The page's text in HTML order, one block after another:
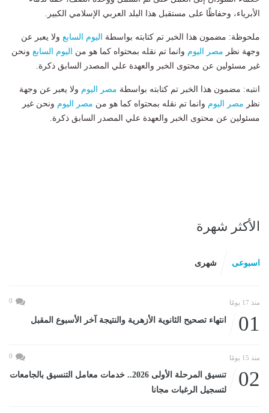
الأبرياء، وحفاظًا على مستقبل هذا البلد العربي الإسلامي الكبير.
ملحوظة: مضمون هذا الخبر تم كتابته بواسطة اليوم السابع ولا يعبر عن
وجهة نظر مصر اليوم وانما تم نقله بمحتواه كما هو من اليوم السابع ونحن
غير مسئولين عن محتوى الخبر والعهدة علي المصدر السابق ذكرة.
انتبه: مضمون هذا الخبر تم كتابته بواسطة مصر اليوم ولا يعبر عن وجهة
نظر مصر اليوم وانما تم نقله بمحتواه كما هو من مصر اليوم ونحن غير
مسئولين عن محتوى الخبر والعهدة علي المصدر السابق ذكرة.
الأكثر شهرة
اسبوعى شهرى
منذ 17 يومًا 0
01 انتهاء تصحيح الثانوية الأزهرية والنتيجة آخر الأسبوع المقبل
منذ 15 يومًا 0
02
تنسيق المرحلة الأولى 2026.. خدمات معامل التنسيق بالجامعات
لتسجيل الرغبات مجانا